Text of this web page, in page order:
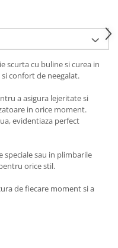
scurta cu buline si curea in
confort de neegalat.
a asigura lejeritate si
in orice moment.
evidentiaza perfect
speciale sau in plimbarile
orice stil.
de fiecare moment si a